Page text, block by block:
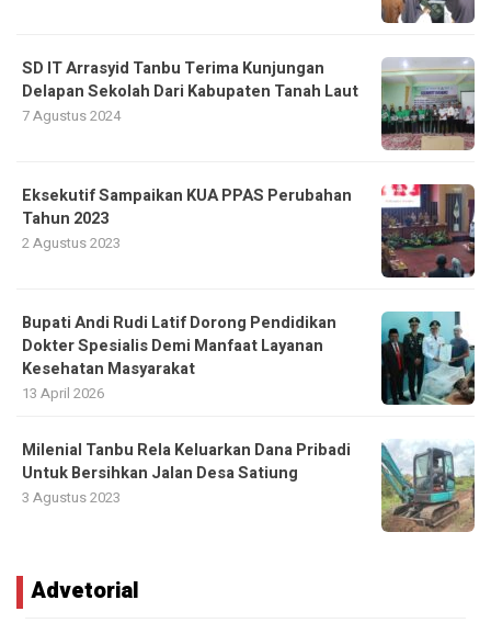
SD IT Arrasyid Tanbu Terima Kunjungan
Delapan Sekolah Dari Kabupaten Tanah Laut
7 Agustus 2024
Eksekutif Sampaikan KUA PPAS Perubahan
Tahun 2023
2 Agustus 2023
Bupati Andi Rudi Latif Dorong Pendidikan
Dokter Spesialis Demi Manfaat Layanan
Kesehatan Masyarakat
13 April 2026
Milenial Tanbu Rela Keluarkan Dana Pribadi
Untuk Bersihkan Jalan Desa Satiung
3 Agustus 2023
Advetorial